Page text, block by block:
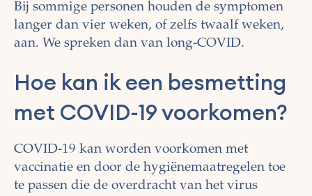
Bij sommige personen houden de symptomen
langer dan vier weken, of zelfs twaalf weken,
aan. We spreken dan van long-COVID.
Hoe kan ik een besmetting
met COVID-19 voorkomen?
COVID-19 kan worden voorkomen met
vaccinatie en door de hygiënemaatregelen toe
te passen die de overdracht van het virus